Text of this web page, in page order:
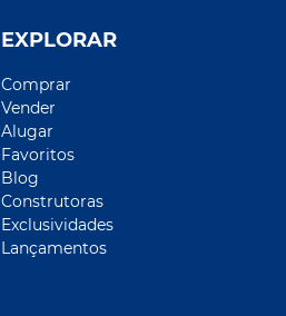
EXPLORAR
Comprar
Vender
Alugar
Favoritos
Blog
Construtoras
Exclusividades
Lançamentos